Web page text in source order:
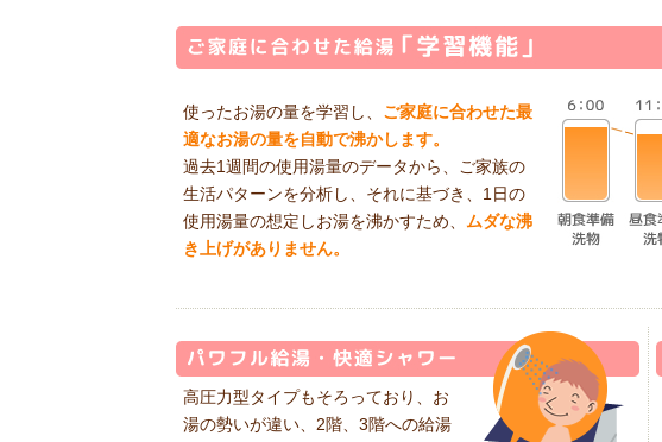
使ったお湯の量を学習し、 ご家庭に合わせた最
適なお湯の量を自動で沸かします。
過去1週間の使用湯量のデータから、ご家族の
生活パターンを分析し、それに基づき、1日の
使用湯量の想定しお湯を沸かすため、 ムダな沸
き上げがありません。
高圧力型タイプもそろっており、お
湯の勢いが違い、2階、3階への給湯